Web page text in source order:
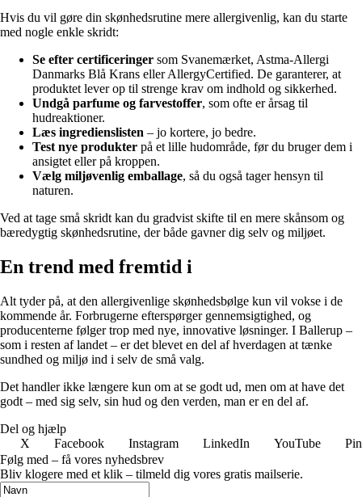
Hvis du vil gøre din skønhedsrutine mere allergivenlig, kan du starte
med nogle enkle skridt:
Se efter certificeringer som Svanemærket, Astma-Allergi
Danmarks Blå Krans eller AllergyCertified. De garanterer, at
produktet lever op til strenge krav om indhold og sikkerhed.
Undgå parfume og farvestoffer, som ofte er årsag til
hudreaktioner.
Læs ingredienslisten – jo kortere, jo bedre.
Test nye produkter på et lille hudområde, før du bruger dem i
ansigtet eller på kroppen.
Vælg miljøvenlig emballage, så du også tager hensyn til
naturen.
Ved at tage små skridt kan du gradvist skifte til en mere skånsom og
bæredygtig skønhedsrutine, der både gavner dig selv og miljøet.
En trend med fremtid i
Alt tyder på, at den allergivenlige skønhedsbølge kun vil vokse i de
kommende år. Forbrugerne efterspørger gennemsigtighed, og
producenterne følger trop med nye, innovative løsninger. I Ballerup –
som i resten af landet – er det blevet en del af hverdagen at tænke
sundhed og miljø ind i selv de små valg.
Det handler ikke længere kun om at se godt ud, men om at have det
godt – med sig selv, sin hud og den verden, man er en del af.
Del og hjælp
X
Facebook Instagram LinkedIn YouTube
Følg med – få vores nyhedsbrev
Bliv klogere med et klik – tilmeld dig vores gratis mailserie.